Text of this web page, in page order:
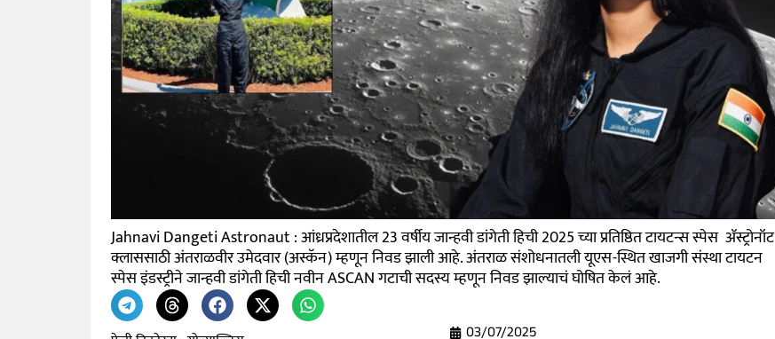
Jahnavi Dangeti Astronaut : आंध्रप्रदेशातील 23 वर्षीय जान्हवी डांगेती हिची 2025 च्या प्रतिष्ठित टायटन्स स्पेस ॲस्ट्रोनॉट
क्लाससाठी अंतराळवीर उमेदवार (अस्कॅन) म्हणून निवड झाली आहे. अंतराळ संशोधनातली यूएस-स्थित खाजगी संस्था टायटन
स्पेस इंडस्ट्रीने जान्हवी डांगेती हिची नवीन ASCAN गटाची सदस्य म्हणून निवड झाल्याचं घोषित केलं आहे.
03/07/2025